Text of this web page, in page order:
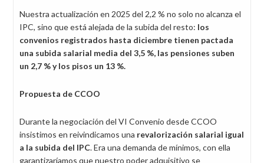
Nuestra actualización en 2025 del 2,2 % no solo no alcanza el
IPC, sino que está alejada de la subida del resto: los
convenios registrados hasta diciembre tienen pactada
una subida salarial media del 3,5 %, las pensiones suben
un 2,7 % y los pisos un 13 %.
Propuesta de CCOO
Durante la negociación del VI Convenio desde CCOO
insistimos en reivindicamos una revalorización salarial igual
a la subida del IPC. Era una demanda de mínimos, con ella
garantizaríamos que nuestro poder adquisitivo se